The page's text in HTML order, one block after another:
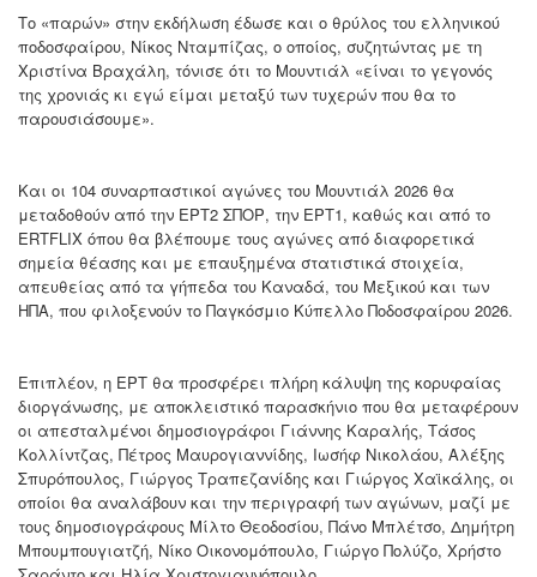
Το «παρών» στην εκδήλωση έδωσε και ο θρύλος του ελληνικού
ποδοσφαίρου, Νίκος Νταμπίζας, ο οποίος, συζητώντας με τη
Χριστίνα Βραχάλη, τόνισε ότι το Μουντιάλ «είναι το γεγονός
της χρονιάς κι εγώ είμαι μεταξύ των τυχερών που θα το
παρουσιάσουμε».
Και οι 104 συναρπαστικοί αγώνες του Μουντιάλ 2026 θα
μεταδοθούν από την ΕΡΤ2 ΣΠΟΡ, την ΕΡΤ1, καθώς και από το
ERTFLIX όπου θα βλέπουμε τους αγώνες από διαφορετικά
σημεία θέασης και με επαυξημένα στατιστικά στοιχεία,
απευθείας από τα γήπεδα του Καναδά, του Μεξικού και των
ΗΠΑ, που φιλοξενούν το Παγκόσμιο Κύπελλο Ποδοσφαίρου 2026.
Επιπλέον, η ΕΡΤ θα προσφέρει πλήρη κάλυψη της κορυφαίας
διοργάνωσης, με αποκλειστικό παρασκήνιο που θα μεταφέρουν
οι απεσταλμένοι δημοσιογράφοι Γιάννης Καραλής, Τάσος
Κολλίντζας, Πέτρος Μαυρογιαννίδης, Ιωσήφ Νικολάου, Αλέξης
Σπυρόπουλος, Γιώργος Τραπεζανίδης και Γιώργος Χαϊκάλης, οι
οποίοι θα αναλάβουν και την περιγραφή των αγώνων, μαζί με
τους δημοσιογράφους Μίλτο Θεοδοσίου, Πάνο Μπλέτσο, Δημήτρη
Μπουμπουγιατζή, Νίκο Οικονομόπουλο, Γιώργο Πολύζο, Χρήστο